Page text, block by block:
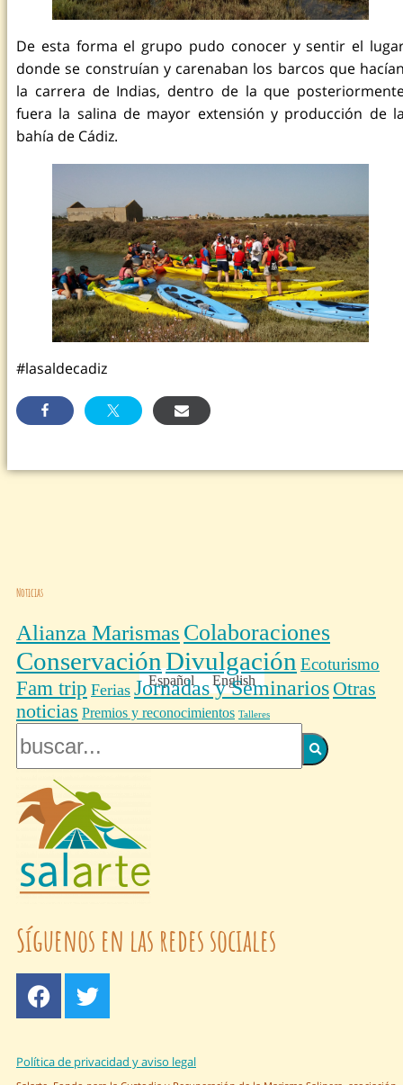
De esta forma el grupo pudo conocer y sentir el
donde se construían y carenaban los barcos que
la carrera de Indias, dentro de la que
fuera la salina de mayor extensión y producción de
bahía de Cádiz.
#lasaldecadiz
Noticias
Alianza Marismas Colaboraciones
ConservaciónDivulgación Ecoturismo
Fam trip Ferias Jornadas y Seminarios Otras
noticias Premios y reconocimientos Talleres
Síguenos en las redes sociales
Política de privacidad y aviso legal
Español English